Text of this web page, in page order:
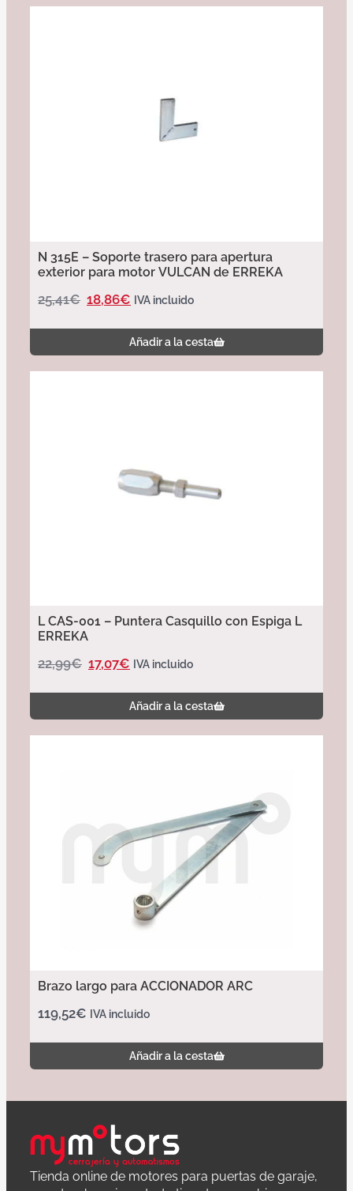
N 315E – Soporte trasero para apertura
exterior para motor VULCAN de ERREKA
25,41€ 18,86€ IVA incluido
Añadir a la cesta
L CAS-001 – Puntera Casquillo con Espiga L
ERREKA
22,99€ 17,07€ IVA incluido
Añadir a la cesta
Brazo largo para ACCIONADOR ARC
119,52€ IVA incluido
Añadir a la cesta
Tienda online de motores para puertas de garaje,